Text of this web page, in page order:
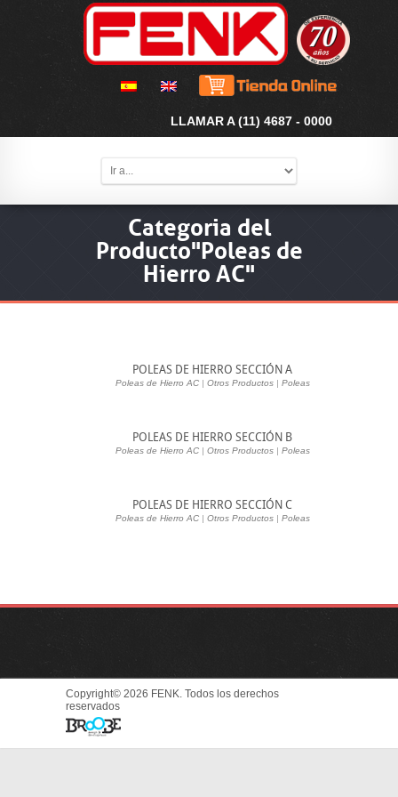
LLAMAR A (11) 4687 - 0000
Categoria del
Producto"Poleas de
Hierro AC"
POLEAS DE HIERRO SECCIÓN A
Poleas de Hierro AC| Otros Productos| Poleas
POLEAS DE HIERRO SECCIÓN B
Poleas de Hierro AC| Otros Productos| Poleas
POLEAS DE HIERRO SECCIÓN C
Poleas de Hierro AC| Otros Productos| Poleas
Copyright© 2026 FENK. Todos los derechos
reservados